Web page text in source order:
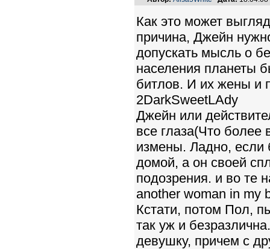
Как это может
причина, Джейн
допускать мысль о
населения планеты
битлов. И их жены и
2DarkSweetLAdy
Джейн или
все глаза(Что более
измены. Ладно, если
домой, а он своей
подозрения. и во те
another woman in my
Кстати, потом Пол,
так уж и
девушку, причем с